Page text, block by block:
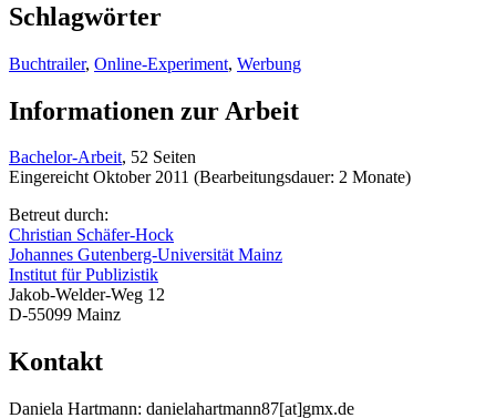
Schlagwörter
Buchtrailer, Online-Experiment, Werbung
Informationen zur Arbeit
Bachelor-Arbeit, 52 Seiten
Eingereicht Oktober 2011 (Bearbeitungsdauer: 2 Monate)
Betreut durch:
Christian Schäfer-Hock
Johannes Gutenberg-Universität Mainz
Institut für Publizistik
Jakob-Welder-Weg 12
D-55099 Mainz
Kontakt
Daniela Hartmann: danielahartmann87[at]gmx.de